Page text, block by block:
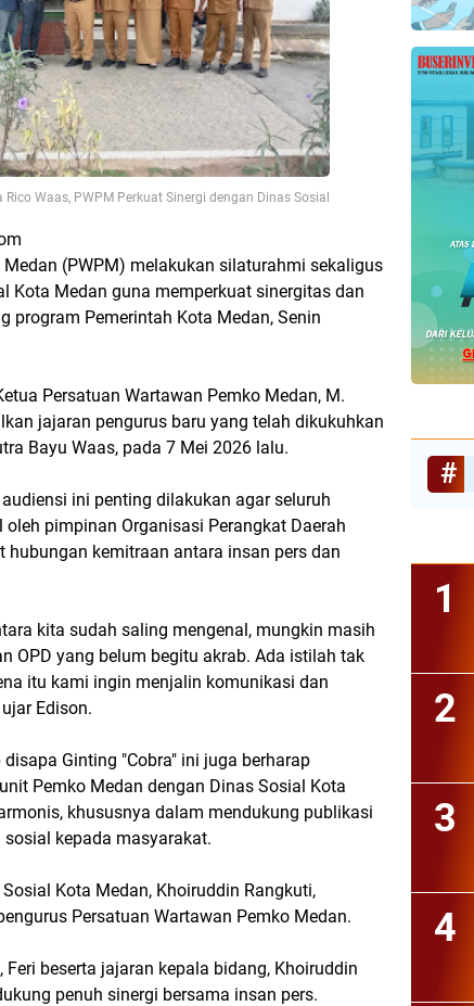
Waas, PWPM Perkuat Sinergi dengan Dinas Sosial
(PWPM) melakukan silaturahmi sekaligus
Kota Medan guna memperkuat sinergitas dan
program Pemerintah Kota Medan, Senin
Persatuan Wartawan Pemko Medan, M.
jajaran pengurus baru yang telah dikukuhkan
Bayu Waas, pada 7 Mei 2026 lalu.
ini penting dilakukan agar seluruh
pimpinan Organisasi Perangkat Daerah
hubungan kemitraan antara insan pers dan
kita sudah saling mengenal, mungkin masih
OPD yang belum begitu akrab. Ada istilah tak
itu kami ingin menjalin komunikasi dan
Edison.
Ginting "Cobra" ini juga berharap
Pemko Medan dengan Dinas Sosial Kota
khususnya dalam mendukung publikasi
kepada masyarakat.
Kota Medan, Khoiruddin Rangkuti,
Persatuan Wartawan Pemko Medan.
beserta jajaran kepala bidang, Khoiruddin
penuh sinergi bersama insan pers.